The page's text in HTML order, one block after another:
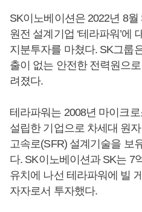
SK이노베이션은 2022년 8
원전 설계기업 ‘테라파워’에
지분투자를 마쳤다. SK그룹
출이 없는 안전한 전력원으
려졌다.
테라파워는 2008년 마이크
설립한 기업으로 차세대 원
고속로(SFR) 설계기술을 보
다. SK이노베이션과 SK는 7
유치에 나선 테라파워에 빌
자자로서 투자했다.